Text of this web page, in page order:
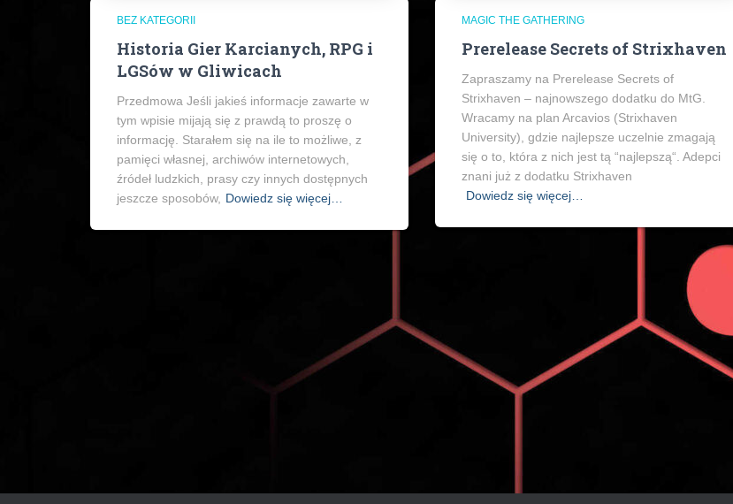
BEZ KATEGORII
Historia Gier Karcianych, RPG i
LGSów w Gliwicach
Przedmowa Jeśli jakieś informacje zawarte w
tym wpisie mijają się z prawdą to proszę o
informację. Starałem się na ile to możliwe, z
pamięci własnej, archiwów internetowych,
źródeł ludzkich, prasy czy innych dostępnych
jeszcze sposobów, Dowiedz się więcej…
MAGIC THE GATHERING
Prerelease Secrets of Strixhaven
Zapraszamy na Prerelease Secrets of
Strixhaven – najnowszego dodatku do MtG.
Wracamy na plan Arcavios (Strixhaven
University), gdzie najlepsze uczelnie zmagają
się o to, która z nich jest tą “najlepszą“. Adepci
znani już z dodatku Strixhaven
Dowiedz się więcej…